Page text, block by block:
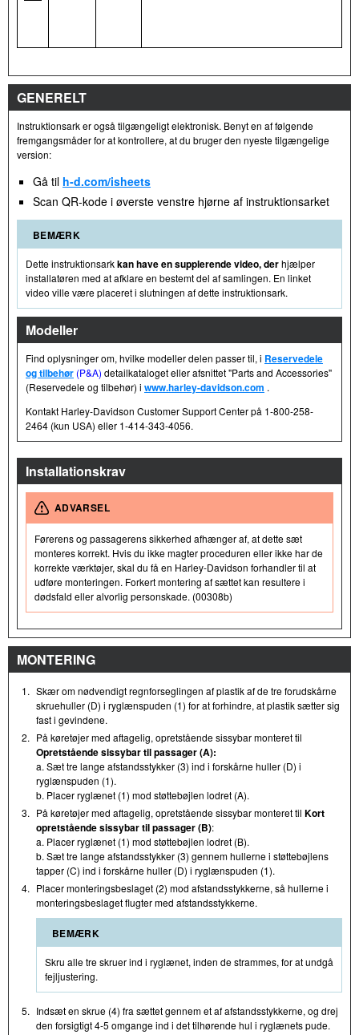
GENERELT
Instruktionsark er også tilgængeligt elektronisk. Benyt en af følgende
fremgangsmåder for at kontrollere, at du bruger den nyeste tilgængelige
version:
Gå til h-d.com/isheets
Scan QR-kode i øverste venstre hjørne af instruktionsarket
BEMÆRK
Dette instruktionsarkkan have en supplerende video, derhjælper
installatøren med at afklare en bestemt del af samlingen. En linket
video ville være placeret i slutningen af dette instruktionsark.
Modeller
Find oplysninger om, hvilke modeller delen passer til, i Reservedele
og tilbehør (P&A) detailkataloget eller afsnittet "Parts and Accessories"
(Reservedele og tilbehør) i www.harley-davidson.com .
Kontakt Harley-Davidson Customer Support Center på 1-800-258-
2464 (kun USA) eller 1-414-343-4056.
Installationskrav
ADVARSEL
Førerens og passagerens sikkerhed afhænger af, at dette sæt
monteres korrekt. Hvis du ikke magter proceduren eller ikke har de
korrekte værktøjer, skal du få en Harley-Davidson forhandler til at
udføre monteringen. Forkert montering af sættet kan resultere i
dødsfald eller alvorlig personskade. (00308b)
MONTERING
1. Skær om nødvendigt regnforseglingen af plastik af de tre forudskårne
skruehuller (D) i ryglænspuden (1) for at forhindre, at plastik sætter sig
fast i gevindene.
2. På køretøjer med aftagelig, opretstående sissybar monteret til
Opretstående sissybar til passager (A):
a. Sæt tre lange afstandsstykker (3) ind i forskårne huller (D) i
ryglænspuden (1).
b. Placer ryglænet (1) mod støttebøjlen lodret (A).
3. På køretøjer med aftagelig, opretstående sissybar monteret til Kort
opretstående sissybar til passager (B):
a. Placer ryglænet (1) mod støttebøjlen lodret (B).
b. Sæt tre lange afstandsstykker (3) gennem hullerne i støttebøjlens
tapper (C) ind i forskårne huller (D) i ryglænspuden (1).
4. Placer monteringsbeslaget (2) mod afstandsstykkerne, så hullerne i
monteringsbeslaget flugter med afstandsstykkerne.
BEMÆRK
Skru alle tre skruer ind i ryglænet, inden de strammes, for at undgå
fejljustering.
5. Indsæt en skrue (4) fra sættet gennem et af afstandsstykkerne, og drej
den forsigtigt 4-5 omgange ind i det tilhørende hul i ryglænets pude.